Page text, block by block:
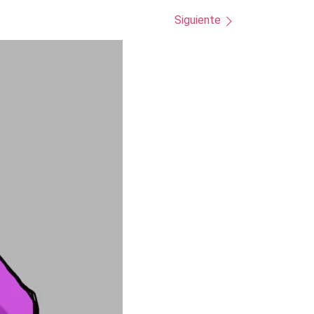
Siguiente